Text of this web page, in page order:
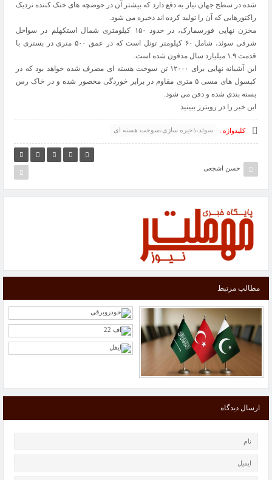
شده در سطح جهان نیاز به دفع دارد که بیشتر آن در حوضچه های خنک کننده نزدیک
راکتورهایی که آن را تولید کرده اند ذخیره می شود.
مخزن نهایی فورسمارک، در حدود ۱۵۰ کیلومتری شمال استکهلم در سواحل
شرقی سوئد، شامل ۶۰ کیلومتر تونل است که در عمق ۵۰۰ متری در بستری با
قدمت ۱.۹ میلیارد سال مدفون شده است.
این آشیانه نهایی برای ۱۲۰۰۰ تن سوخت هسته ای مصرف شده خواهد بود که در
کپسول های مسی ۵ متری مقاوم در برابر خوردگی محصور شده و در خاک رس
بسته بندی شده و دفن می شود.
این خبر را در رویترز ببینید
کلیدواژه : سوئد،ذخیره سازی،سوخت هسته ای
حسن اشجعی
مطالب مرتبط
ارسال دیدگاه